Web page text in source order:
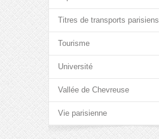
Titres de transports parisiens
Tourisme
Université
Vallée de Chevreuse
Vie parisienne